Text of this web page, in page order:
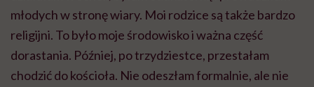
młodych w stronę wiary. Moi rodzice są także bardzo
religijni. To było moje środowisko i ważna część
dorastania. Później, po trzydziestce, przestałam
chodzić do kościoła. Nie odeszłam formalnie, ale nie